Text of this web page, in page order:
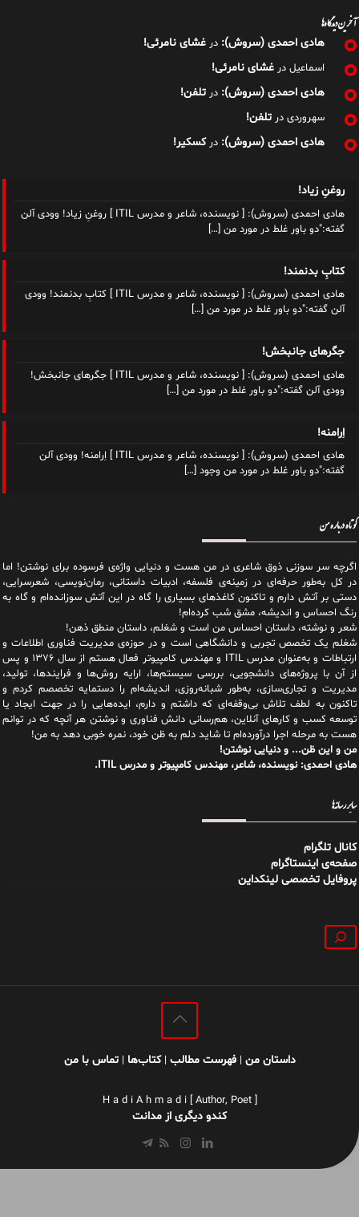
آخرین دیدگاه‌ها
هادی احمدی (سروش): در غشای نامرئی!
اسماعیل در غشای نامرئی!
هادی احمدی (سروش): در تلفن!
سهروردی در تلفن!
هادی احمدی (سروش): درکسکیر!
روغنِ زیاد!
هادی احمدی (سروش): [ نویسنده، شاعر و مدرس ITIL ] روغنِ زیاد! وودی آلن
گفته:"دو باور غلط در مورد من […]
کتابِ بدنمند!
هادی احمدی (سروش): [ نویسنده، شاعر و مدرس ITIL ] کتابِ بدنمند! وودی
آلن گفته:"دو باور غلط در مورد من […]
جگرهای جانبخش!
هادی احمدی (سروش): [ نویسنده، شاعر و مدرس ITIL ] جگرهای جانبخش!
وودی آلن گفته:"دو باور غلط در مورد من […]
اِرامنه!
هادی احمدی (سروش): [ نویسنده، شاعر و مدرس ITIL ] اِرامنه! وودی آلن
گفته:"دو باور غلط در مورد من وجود […]
کوتاه درباره من
اگرچه سر سوزنی ذوق شاعری در من هست و دنیایی واژه‌‌ی فرسوده برای نوشتن! اما
در کل به‌طور حرفه‌ای در زمینه‌ی فلسفه، ادبیات داستانی، رمان‌نویسی، شعرسرایی،
دستی بر آتش دارم و تاکنون کاغذهای بسیاری را گاه در این آتش سوزانده‌ام و گاه به
رنگ احساس و اندیشه، مشق شب کرده‌ام!
شعر و نوشته، داستان احساس من است و شغلم، داستان منطق ذهن!
شغلم یک تخصص تجربی و دانشگاهی است و در حوزه‌ی مدیریت فناوری اطلاعات و
ارتباطات و به‌عنوان مدرس ITIL و مهندس کامپیوتر فعال هستم از سال ۱۳۷۶ و پس
از آن با پروژه‌های دانشجویی، بررسی سیستم‌ها، ارایه روش‌ها و فرایندها، تولید،
مدیریت و تجاری‌سازی، به‌طور شبانه‌روزی، اندیشه‌ام را دستمایه تخصصم کردم و
تاکنون به لطف تلاش بی‌وقفه‌ای که داشتم و دارم، اید‌ه‌هایی را در جهت ایجاد یا
توسعه کسب و کارهای آنلاین، هم‌رسانی دانش فناوری و نوشتن هر آنچه که در توانم
هست به مرحله اجرا درآورده‌ام تا شاید دلم به ظن خود، نمره خوبی دهد به من!
من و این ظن... و دنیایی نوشتن!
هادی احمدی: نویسنده، شاعر، مهندس کامپیوتر و مدرس ITIL.
سایر رسانه‌ها
کانال تلگرام
صفحه‌ی اینستاگرام
پروفایل تخصصی لینکداین
جستجو
داستان من |فهرست مطالب |کتاب‌ها |تماس با من
H a d i A h m a d i [ Author, Poet ]
کندو دیگری از مدانت